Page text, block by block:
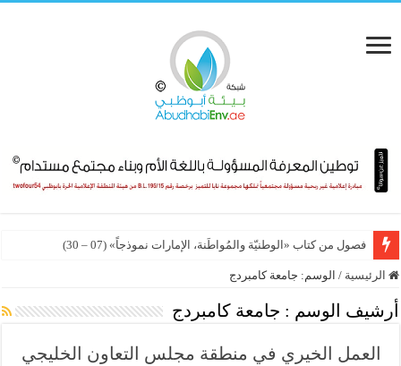
فصول من كتاب «الوطنيّة والمُواطَنة، الإمارات نموذجاً» (07 – 30)
الرئيسية / الوسم: جامعة كامبردج
أرشيف الوسم : جامعة كامبردج
العمل الخيري في منطقة مجلس التعاون الخليجي